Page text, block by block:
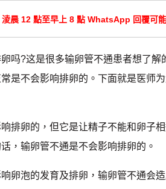
晨 12 點至早上 8 點 WhatsApp 回覆可
?这是很多输卵管不通患者想了解
是不会影响排卵的。下面就是医师
卵的，但它是让精子不能和卵子相
，输卵管不通是不会影响排卵的。
泡的发育及排卵，输卵管不通会